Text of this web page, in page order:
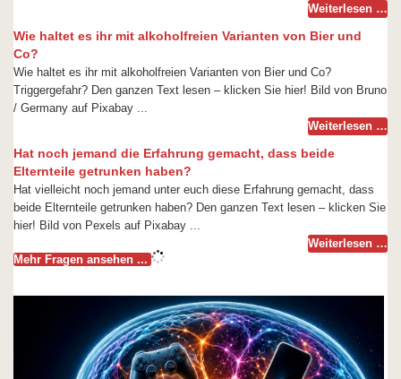
Weiterlesen …
Wie haltet es ihr mit alkoholfreien Varianten von Bier und
Co?
Wie haltet es ihr mit alkoholfreien Varianten von Bier und Co?
Triggergefahr? Den ganzen Text lesen – klicken Sie hier! Bild von Bruno
/ Germany auf Pixabay ...
Weiterlesen …
Hat noch jemand die Erfahrung gemacht, dass beide
Elternteile getrunken haben?
Hat vielleicht noch jemand unter euch diese Erfahrung gemacht, dass
beide Elternteile getrunken haben? Den ganzen Text lesen – klicken Sie
hier! Bild von Pexels auf Pixabay ...
Weiterlesen …
Mehr Fragen ansehen ...